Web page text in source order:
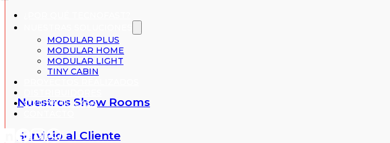
MODULAR PLUS
MODULAR HOME
MODULAR LIGHT
TINY CABIN
COTIZA TU CASA
Nuestros Show Rooms
Servicio al Cliente